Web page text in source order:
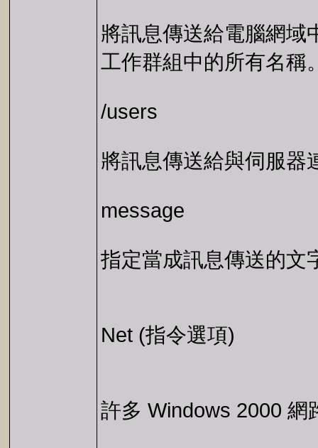
將訊息傳送給電腦網域
工作群組中的所有名稱
/users
將訊息傳送給與伺服器
message
指定當成訊息傳送的文
Net (指令選項)
許多 Windows 2000 網